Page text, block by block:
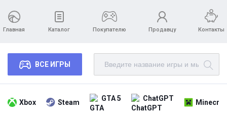
Главная Каталог Покупателю Продавцу Контакты
ВСЕ ИГРЫ
Xbox Steam GTA 5 ChatGPT